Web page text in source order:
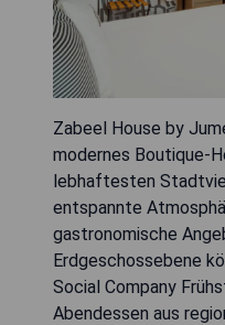
Zabeel House by
modernes Boutique-
lebhaftesten
entspannte
gastronomische
Erdgeschossebene
Social Company
Abendessen aus